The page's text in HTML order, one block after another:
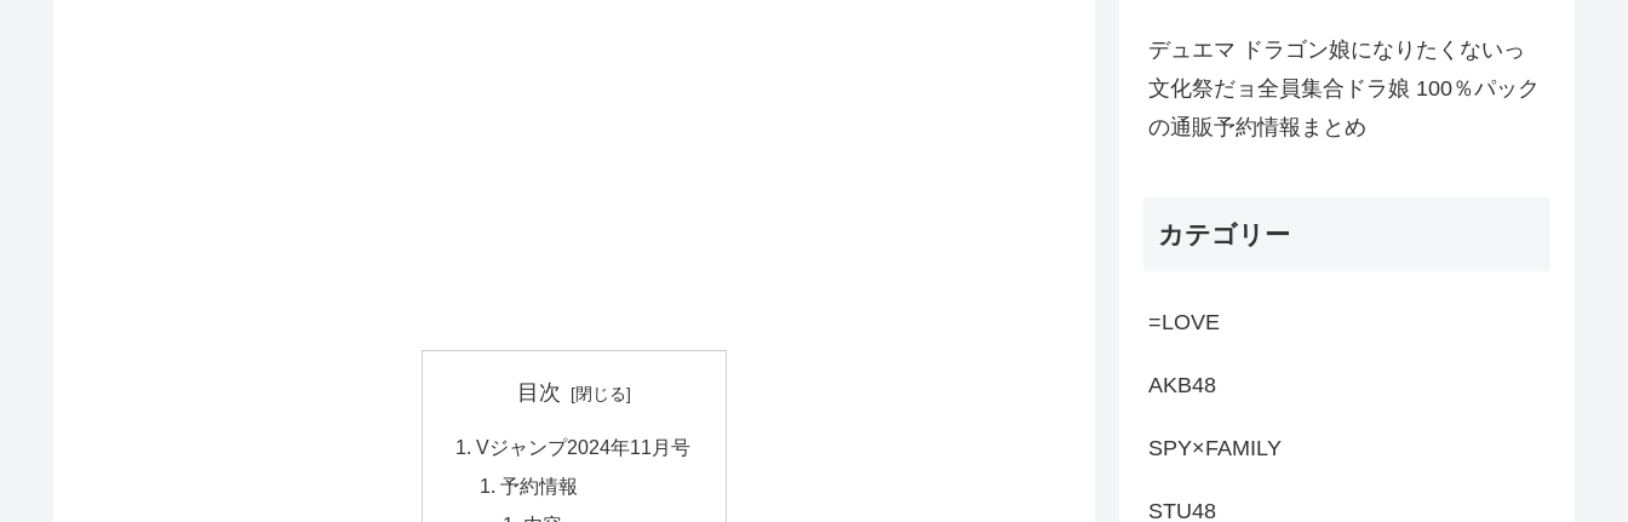
目次
Vジャンプ2024年11月号
予約情報
デュエマ ドラゴン娘になりたくないっ
文化祭だョ全員集合ドラ娘 100％パック
の通販予約情報まとめ
カテゴリー
=LOVE
AKB48
SPY×FAMILY
STU48